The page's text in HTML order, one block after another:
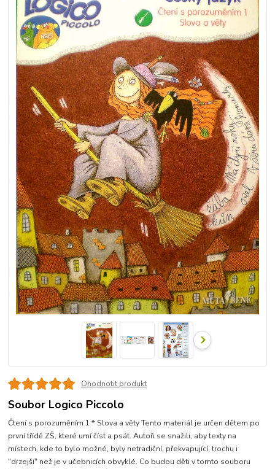
Ohodnotit produkt
Soubor Logico Piccolo
Čtení s porozuměním 1 * Slova a věty Tento materiál je určen dětem po
první třídě ZŠ, které umí číst a psát. Autoři se snažili, aby texty na
místech, kde to bylo možné, byly netradiční, překvapující, trochu i
"drzejší" než je v učebnicích obvyklé. Co budou děti v tomto souboru